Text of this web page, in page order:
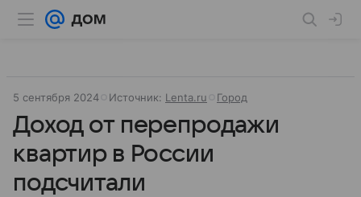
5 сентября 2024 Источник: Lenta.ru Город
Доход от перепродажи
квартир в России
подсчитали